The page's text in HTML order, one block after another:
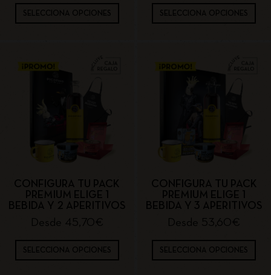
SELECCIONA OPCIONES SELECCIONA OPCIONES
CONFIGURA TU PACK
PREMIUM ELIGE 1
BEBIDA Y 2 APERITIVOS
Desde 45,70€
SELECCIONA OPCIONES
CONFIGURA TU PACK
PREMIUM ELIGE 1
BEBIDA Y 3 APERITIVOS
Desde 53,60€
SELECCIONA OPCIONES